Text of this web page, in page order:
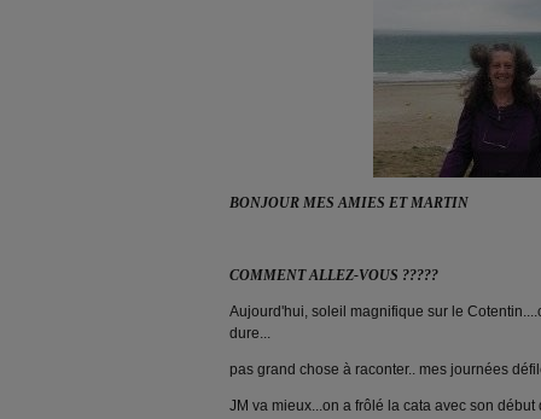
BONJOUR MES AMIES ET MARTIN
COMMENT ALLEZ-VOUS ?????
Aujourd'hui, soleil magnifique sur le
dure...
pas grand chose à raconter.. mes journées
JM va mieux...on a frôlé la cata avec son